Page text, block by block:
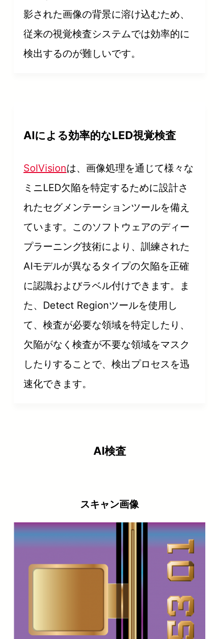
影された画像の背景に溶け込むため、
従来の視覚検査システムでは効率的に
検出するのが難しいです。
AIによる効率的なLED視覚検査
SolVisionは、画像処理を通じて様々な
ミニLED欠陥を特定するために設計さ
れたセグメンテーションツールを備え
ています。このソフトウェアのディー
プラーニング技術により、訓練された
AIモデルが異なるタイプの欠陥を正確
に認識およびラベル付けできます。ま
た、Detect Regionツールを使用し
て、検査が必要な領域を特定したり、
欠陥がなく検査が不要な領域をマスク
したりすることで、検出プロセスを迅
速化できます。
AI検査
スキャン画像